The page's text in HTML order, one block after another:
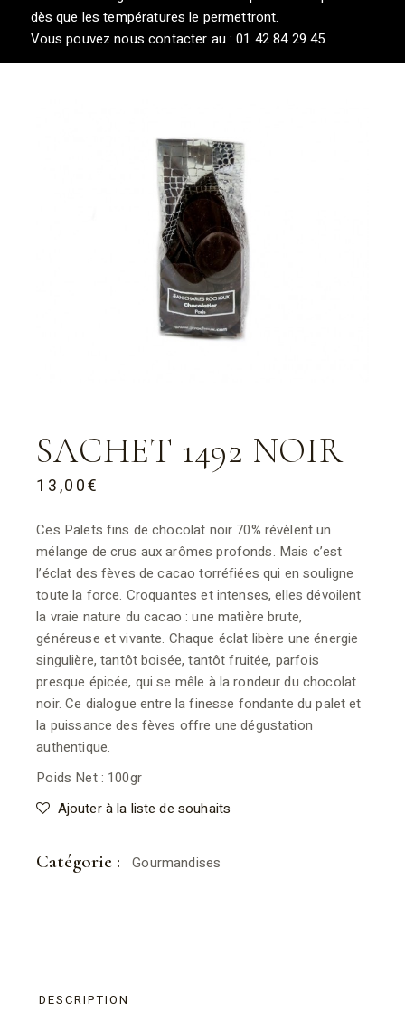
dès que les températures le permettront.
Vous pouvez nous contacter au : 01 42 84 29 45.
SACHET 1492 NOIR
13,00€
Ces Palets fins de chocolat noir 70% révèlent un
mélange de crus aux arômes profonds. Mais c’est
l’éclat des fèves de cacao torréfiées qui en souligne
toute la force. Croquantes et intenses, elles dévoilent
la vraie nature du cacao : une matière brute,
généreuse et vivante. Chaque éclat libère une énergie
singulière, tantôt boisée, tantôt fruitée, parfois
presque épicée, qui se mêle à la rondeur du chocolat
noir. Ce dialogue entre la finesse fondante du palet et
la puissance des fèves offre une dégustation
authentique.
Poids Net : 100gr
Ajouter à la liste de souhaits
Catégorie : Gourmandises
DESCRIPTION